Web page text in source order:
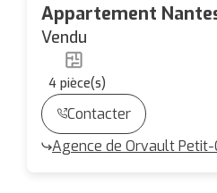
Appartement
Vendu
4 pièce(s)
Contacter
Agence de Orvault